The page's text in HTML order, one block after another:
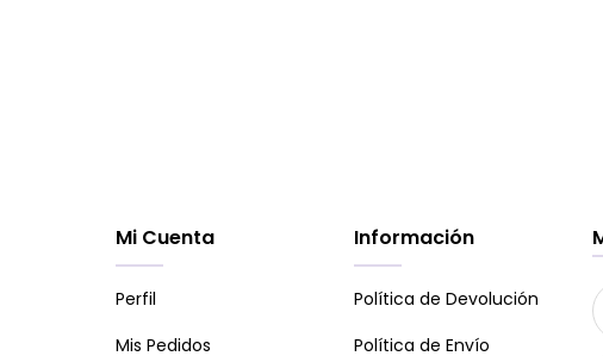
Mi Cuenta
Perfil
Mis Pedidos
Información
Política de Devolución
Política de Envío